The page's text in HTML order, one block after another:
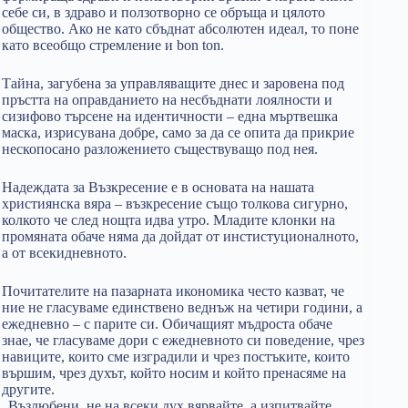
себе си, в здраво и ползотворно се обръща и цялото
общество. Ако не като сбъднат абсолютен идеал, то поне
като всеобщо стремление и bon ton.
Тайна, загубена за управляващите днес и заровена под
пръстта на оправданието на несбъднати лоялности и
сизифово търсене на идентичности – една мъртвешка
маска, изрисувана добре, само за да се опита да прикрие
нескопосано разложението съществуващо под нея.
Надеждата за Възкресение е в основата на нашата
християнска вяра – възкресение също толкова сигурно,
колкото че след нощта идва утро. Младите клонки на
промяната обаче няма да дойдат от инстистуционалното,
а от всекидневното.
Почитателите на пазарната икономика често казват, че
ние не гласуваме единствено веднъж на четири години, а
ежедневно – с парите си. Обичащият мъдроста обаче
знае, че гласуваме дори с ежедневното си поведение, чрез
навиците, които сме изградили и чрез постъките, които
вършим, чрез духът, който носим и който пренасяме на
другите.